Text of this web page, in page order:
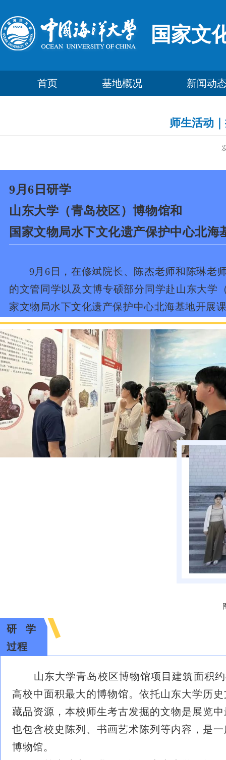
国家文
首页 基地概况 新闻动
师生活动
9月6日研学
山东大学（青岛校区）博物馆和
国家文物局水下文化遗产保护中心北海
9月6日，在修斌院长、陈杰老师和陈琳老
的文管同学以及文博专硕部分同学赴山东大学
家文物局水下文化遗产保护中心北海基地开展
研学
过程
山东大学青岛校区博物馆项目建筑面积约
高校中面积最大的博物馆。依托山东大学历
藏品资源，本校师生考古发掘的文物是展览
也包含校史陈列、书画艺术陈列等内容，是
博物馆。